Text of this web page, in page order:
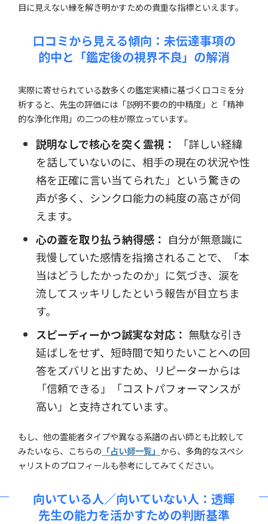
目に見えない縁を解き明かすための貴重な指標といえます。
口コミから見える傾向：未伝達事項の
的中と「鑑定後の視界不良」の解消
実際に寄せられている数多くの鑑定実績に基づく口コミを分
析すると、先生の評価には「説明不要の的中精度」と「精神
的な浄化作用」の二つの柱が際立っています。
説明なしで核心を突く霊視：
「詳しい経緯
を話していないのに、相手の現在の状況や性
格を正確に言い当てられた」という驚きの
声が多く、シンクロ能力の純度の高さが伺
えます。
心の蓋を取り払う納得感： 自分が無意識に
我慢していた感情を指摘されることで、「本
当はどうしたかったのか」に気づき、涙を
流してスッキリしたという報告が目立ちま
す。
スピーディーかつ誠実な対応： 無駄な引き
延ばしをせず、短時間で知りたいことへの回
答をズバリと出すため、リピーターからは
「信頼できる」「コストパフォーマンスが
高い」と支持されています。
もし、他の霊能者タイプや異なる系譜の占い師とも比較して
みたいなら、こちらの 「占い師一覧」 から、多角的なスペシ
ャリストのプロフィールも参考にしてみてください。
向いている人／向いていない人：透輝
先生の能力を活かすための判断基準